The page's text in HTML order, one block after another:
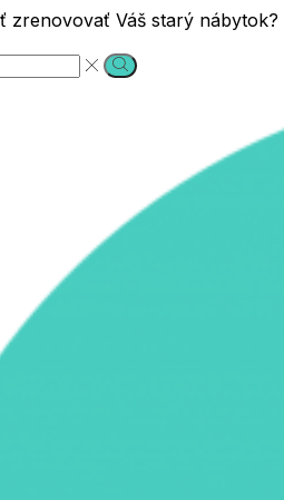
zrenovovať Váš starý nábytok?
Search